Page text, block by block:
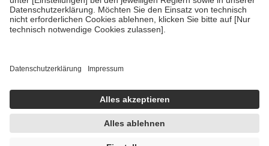
• empfohlenen Schutzimpfungen
• Harn- und Blutteststreifen
getroffen, um sicherzustellen, dass es sich um echte Bewertungen
https://help.etrusted.com/hc/de/articles/4419944605341
Einige Bilder und Inhalte wurden unter Zuhilfenahme künstlicher